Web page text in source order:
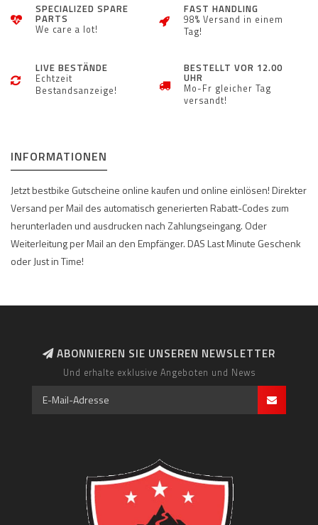
SPECIALIZED SPARE
PARTS
We care a lot!
FAST HANDLING
98% Versand in einem
Tag!
LIVE BESTÄNDE
Echtzeit
Bestandsanzeige!
BESTELLT VOR 12.00
UHR
Mo-Fr gleicher Tag
versandt!
INFORMATIONEN
Jetzt bestbike Gutscheine online kaufen und online einlösen! Direkter
Versand per Mail des automatisch generierten Rabatt-Codes zum
herunterladen und ausdrucken nach Zahlungseingang. Oder
Weiterleitung per Mail an den Empfänger. DAS Last Minute Geschenk
oder Just in Time!
ABONNIEREN SIE UNSEREN NEWSLETTER
Und erhalte exklusive Angeboten und News